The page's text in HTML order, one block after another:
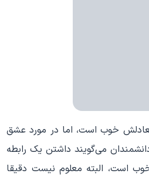
خوب است، اما در مورد عشق
می‌گویند داشتن یک رابطه
است، البته معلوم نیست دقیقا